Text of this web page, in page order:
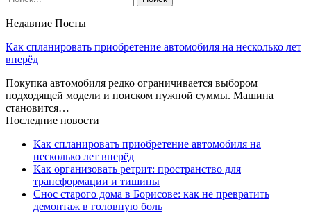
Недавние Посты
Как спланировать приобретение автомобиля на несколько лет
вперёд
Покупка автомобиля редко ограничивается выбором
подходящей модели и поиском нужной суммы. Машина
становится…
Последние новости
Как спланировать приобретение автомобиля на
несколько лет вперёд
Как организовать ретрит: пространство для
трансформации и тишины
Снос старого дома в Борисове: как не превратить
демонтаж в головную боль